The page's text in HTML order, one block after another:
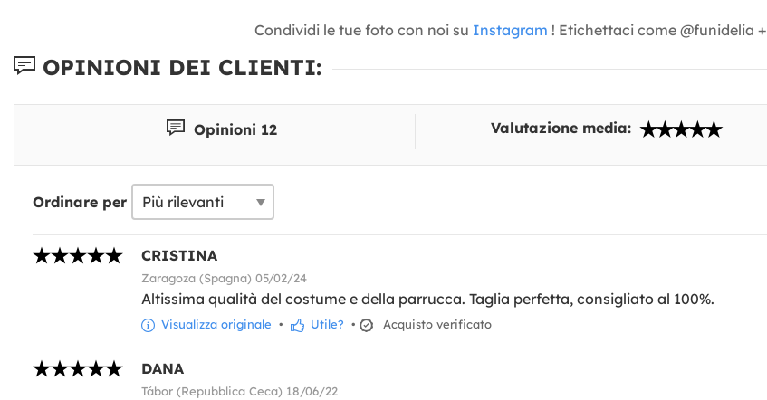
Condividi le tue foto con noi su Instagram ! Etichettaci come @funidelia +
OPINIONI DEI CLIENTI:
Opinioni 12 Valutazione media:
Ordinare per
CRISTINA
Zaragoza (Spagna) 05/02/24
Altissima qualità del costume e della parrucca. Taglia perfetta, consigliato al 100%.
Visualizza originale • Utile? • Acquisto verificato
DANA
Tábor (Repubblica Ceca) 18/06/22